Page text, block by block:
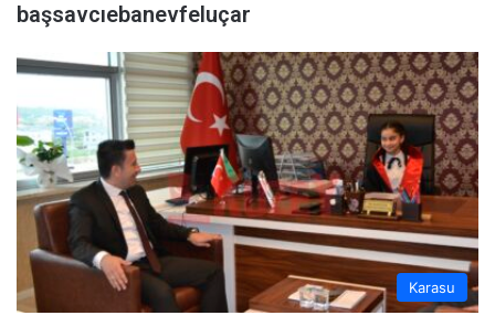
başsavcıebanevfeluçar
Karasu